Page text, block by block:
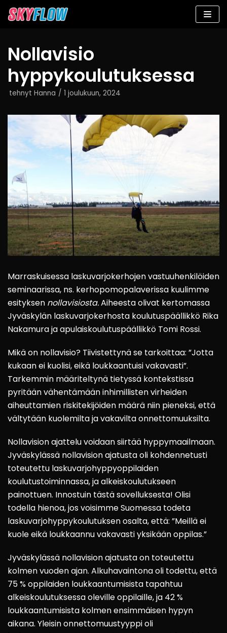
Siirry
suoraan
Nollavisio
hyppykoulutuksessa
tehnyt Hanna 1 joulukuun, 2024
Marraskuisessa laskuvarjokerhojen vastuuhenkilöiden
seminaarissa, ns. kerhopomopalaverissa kuulimme
esityksen nollavisiosta.Aiheesta olivat kertomassa
Jyväskylän laskuvarjokerhosta koulutuspäällikkö Rika
Nakamura ja apulaiskoulutuspäällikkö Tomi Rossi.
Mikä on nollavisio? Tiivistettynä se tarkoittaa: ”Jotta
kukaan ei kuolisi, eikä loukkaantuisi vakavasti”.
Tarkemmin määriteltynä tietyssä kontekstissa
pyritään vähentämään inhimillisten virheiden
aiheuttamien riskitekijöiden määrä niin pieneksi, että
vältytään kuolemilta ja vakavilta onnettomuuksilta.
Nollavision ajattelu voidaan siirtää hyppymaailmaan.
Jyväskylässä nollavision ajatusta oli kohdennetusti
toteutettu laskuvarjohyppyoppilaiden
koulutustoiminnassa, ja alkeiskoulutukseen
painottuen. Innostuin tästä sovelluksesta! Olisi
todella hienoa, jos voisimme Suomessa todeta
laskuvarjohyppykoulutuksen osalta, että: ”Meillä ei
kuole eikä loukkaannu vakavasti yksikään oppilas.”
Jyväskylässä nollavision ajatusta on toteutettu
kolmen vuoden ajan. Alkuhavaintona oli todettu, että
75 % oppilaiden loukkaantumisista tapahtuu
alkeiskoulutuksessa oleville oppilaille, ja 42 %
loukkaantumisista kolmen ensimmäisen hypyn
aikana. Yleisin onnettomuustyyppi oli